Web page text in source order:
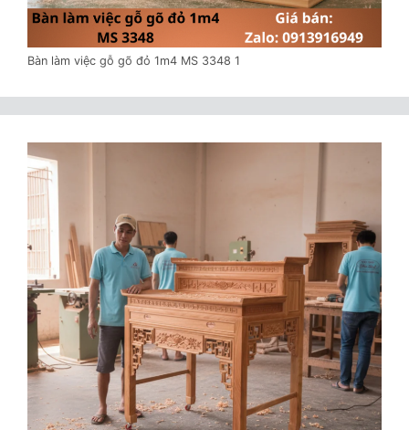
Bàn làm việc gỗ gõ đỏ 1m4 MS 3348 1